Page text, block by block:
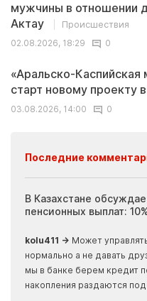
мужчины в отношении
Актау
Происшествия
02.08.2026, 18:29
0
«Аральско-Каспийская
старт новому проекту
03.08.2026, 14:00
0
Последние
В Казахстане
пенсионных выплат:
kolu411 → Может
нормально а не давать
мы в банке берем кредит
накопления раздаются